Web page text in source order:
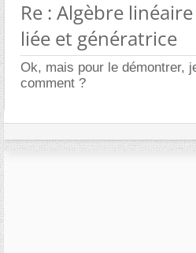
Re : Algèbre
liée et génératrice
Ok, mais pour le démontrer,
comment ?